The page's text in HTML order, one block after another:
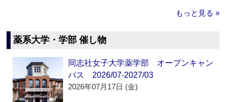
もっと見る »
薬系大学・学部 催し物
同志社女子大学薬学部 オープンキャン
パス 2026/07-2027/03
2026年07月17日 (金)